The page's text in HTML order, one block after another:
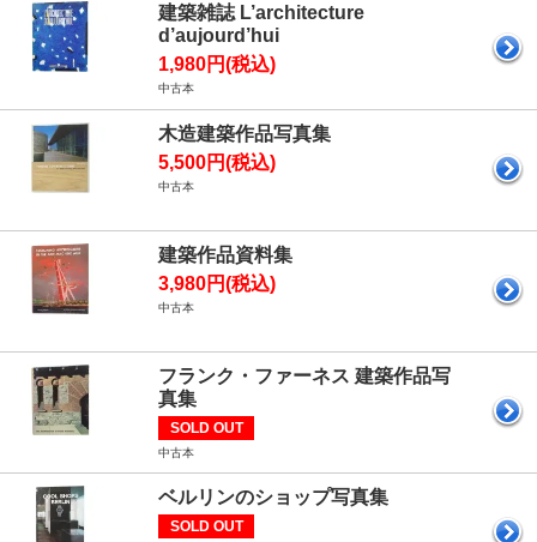
建築雑誌 L’architecture
d’aujourd’hui
1,980円(税込)
中古本
木造建築作品写真集
5,500円(税込)
中古本
建築作品資料集
3,980円(税込)
中古本
フランク・ファーネス 建築作品写
真集
SOLD OUT
中古本
ベルリンのショップ写真集
SOLD OUT